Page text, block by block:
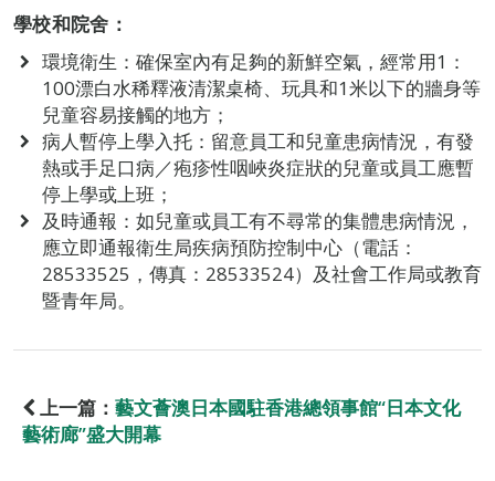
學校和院舍：
環境衛生：確保室內有足夠的新鮮空氣，經常用1：
100漂白水稀釋液清潔桌椅、玩具和1米以下的牆身等
兒童容易接觸的地方；
病人暫停上學入托：留意員工和兒童患病情況，有發
熱或手足口病／疱疹性咽峽炎症狀的兒童或員工應暫
停上學或上班；
及時通報：如兒童或員工有不尋常的集體患病情況，
應立即通報衛生局疾病預防控制中心（電話：
28533525，傳真：28533524）及社會工作局或教育
暨青年局。
上一篇： 藝文薈澳日本國駐香港總領事館“日本文化
藝術廊”盛大開幕